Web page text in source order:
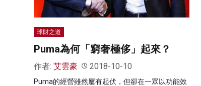
球財之道
Puma為何「窮奢極侈」起來？
作者: 艾雲豪 2018-10-10
Puma的經營雖然屢有起伏，但卻在一眾以功能效